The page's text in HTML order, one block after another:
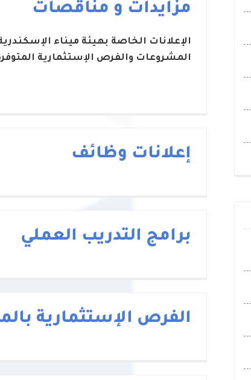
مزايدات و مناقصات
الإعلانات الخاصة بهيئة ميناء
المشروعات والفرص الإستثمارية
إعلانات وظائف
برامج التدريب العملي
الفرص الإستثمارية